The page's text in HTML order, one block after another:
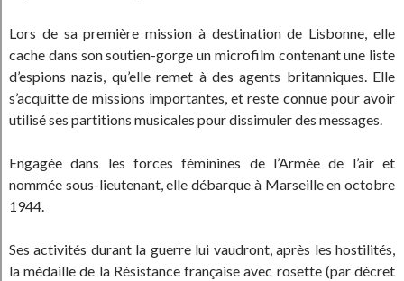
Lors de sa première mission à destination de Lisbonne, elle
cache dans son soutien-gorge un microfilm contenant une liste
d’espions nazis, qu’elle remet à des agents britanniques. Elle
s’acquitte de missions importantes, et reste connue pour avoir
utilisé ses partitions musicales pour dissimuler des messages.
Engagée dans les forces féminines de l’Armée de l’air et
nommée sous-lieutenant, elle débarque à Marseille en octobre
1944.
Ses activités durant la guerre lui vaudront, après les hostilités,
la médaille de la Résistance française avec rosette (par décret